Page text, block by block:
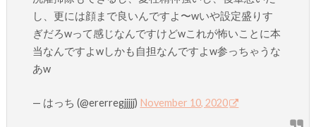
し、更には顔まで良いんですよ〜wいや設定盛りす
ぎだろwって感じなんですけどwこれが怖いことに本
当なんですよwしかも自担なんですよw参っちゃうな
あw
— はっち (@ererregjjjjj) November 10, 2020